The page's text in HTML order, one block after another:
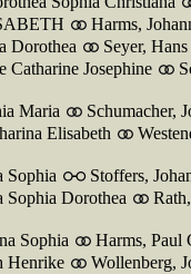
Harms,
Dorothea
Seyer,
Catharine Josephine
Maria
Schumacher,
Elisabeth
Sophia
Stoffers,
Sophia Dorothea
Sophia
Harms, Paul
Henrike
Wollenberg,